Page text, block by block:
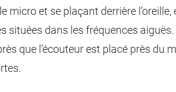
et se plaçant derrière
situées dans les fréquences aiguës.
que l’écouteur est placé près du